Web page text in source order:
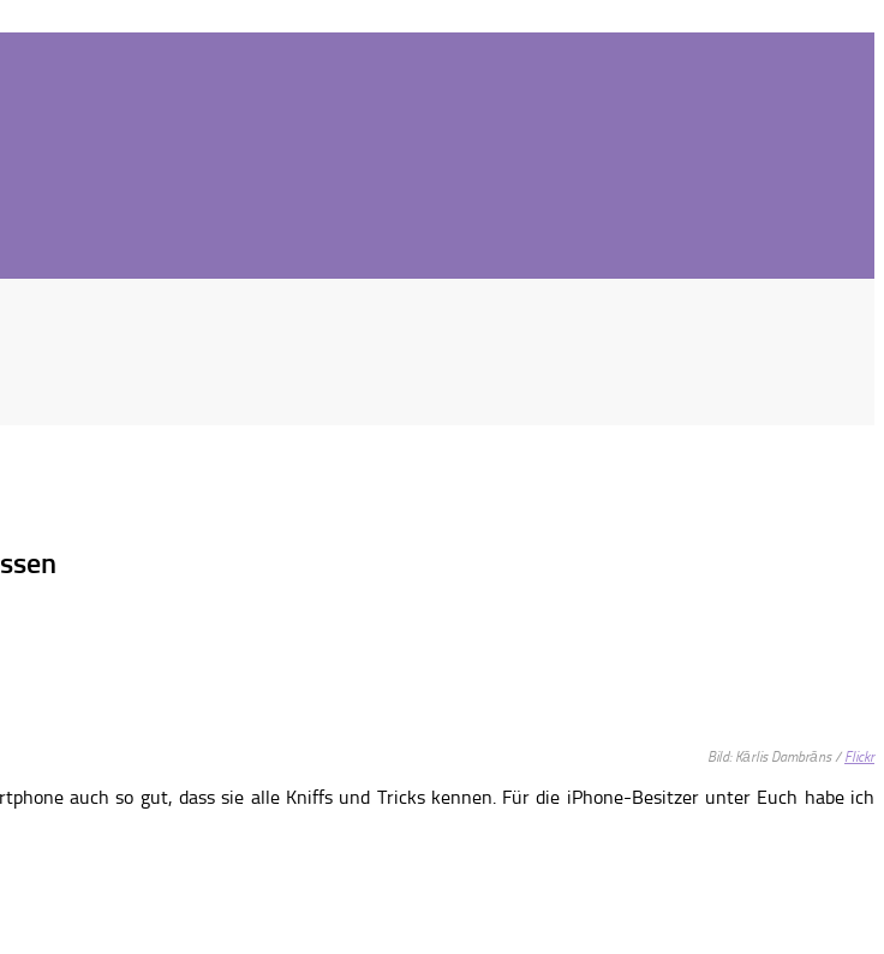
Bild: Kārlis Dambrāns / Flickr
auch so gut, dass sie alle Kniffs und Tricks kennen. Für die iPhone-Besitzer unter Euch habe ich